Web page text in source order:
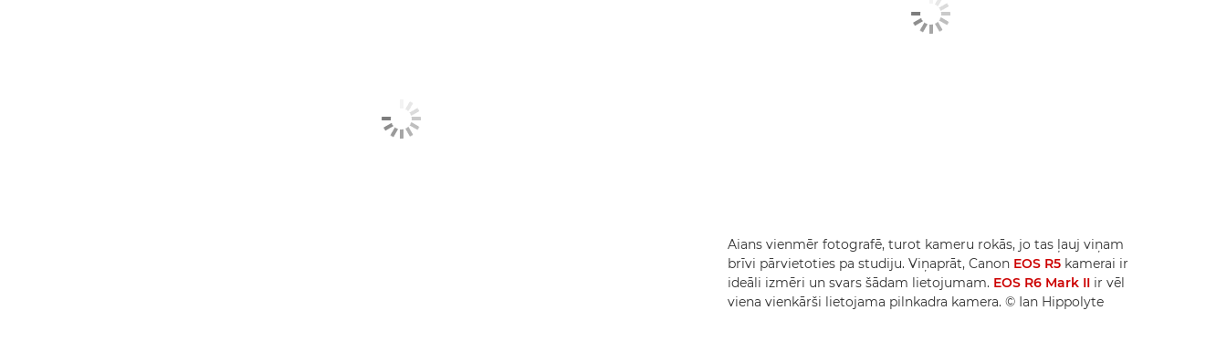
Aians vienmēr fotografē, turot kameru rokās, jo tas ļauj viņam
brīvi pārvietoties pa studiju. Viņaprāt, Canon EOS R5 kamerai ir
ideāli izmēri un svars šādam lietojumam. EOS R6 Mark II ir vēl
viena vienkārši lietojama pilnkadra kamera. © Ian Hippolyte